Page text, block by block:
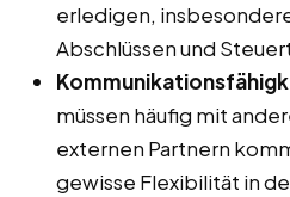
erledigen,
Abschlüssen und
müssen häufig mit
externen Partnern
gewisse Flexibilität in